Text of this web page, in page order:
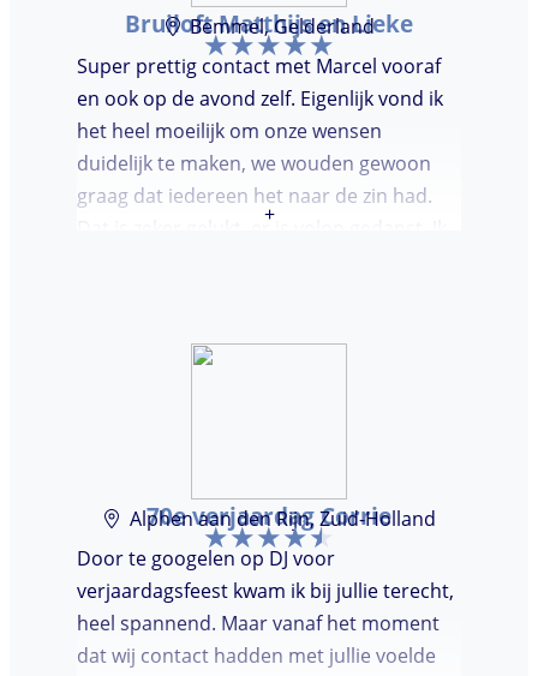
Bruiloft Matthijs en Lieke
Bemmel, Gelderland
Super prettig contact met Marcel vooraf
en ook op de avond zelf. Eigenlijk vond ik
het heel moeilijk om onze wensen
duidelijk te maken, we wouden gewoon
graag dat iedereen het naar de zin had.
Dat is zeker gelukt, er is volop gedanst. Ik
+
70e verjaardag Corrie
Alphen aan den Rijn, Zuid-Holland
Door te googelen op DJ voor
verjaardagsfeest kwam ik bij jullie terecht,
heel spannend. Maar vanaf het moment
dat wij contact hadden met jullie voelde